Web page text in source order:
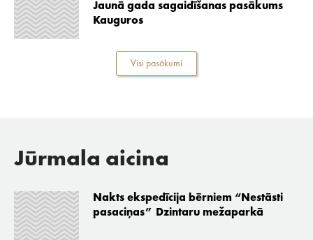
Jaunā gada sagaidīšanas pasākums
Kauguros
Visi pasākumi
Jūrmala aicina
Nakts ekspedīcija bērniem “Nestāsti
pasaciņas” Dzintaru mežaparkā